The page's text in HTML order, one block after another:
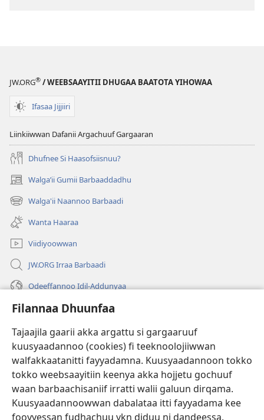
Filannaa Dhuunfaa
Tajaajila gaarii akka argattu si gargaaruuf
kuusyaadannoo (cookies) fi teeknoolojiiwwan
walfakkaatanitti fayyadamna. Kuusyaadannoon tokko
tokko weebsaayitiin keenya akka hojjetu gochuuf
waan barbaachisaniif irratti walii galuun dirqama.
Kuusyaadannoowwan dabalataa itti fayyadama kee
fooyyessan fudhachuu ykn diduu ni dandeessa.
Amajjii 2010
JW.ORG® / WEEBSAAYITII DHUGAA BAATOTA YIHOWAA
Ifasaa Jijjiiri
Liinkiiwwan Dafanii Argachuuf Gargaaran
Dhufnee Si Haasofsiisnuu?
Walgaʼii Gumii Barbaaddadhu
(opens
new
window)
Walga'ii Naannoo Barbaadi
(opens
new
window)
Wanta Haaraa
Viidiyoowwan
JW.ORG Irraa Barbaadi
Odeeffannoo Idil-Addunyaa
Gargaarsa
Buusii
(opens
new
window)"LAAYIBRARII INTARNEETIIRRAA"
(opens
new
window)
®
(opens
new